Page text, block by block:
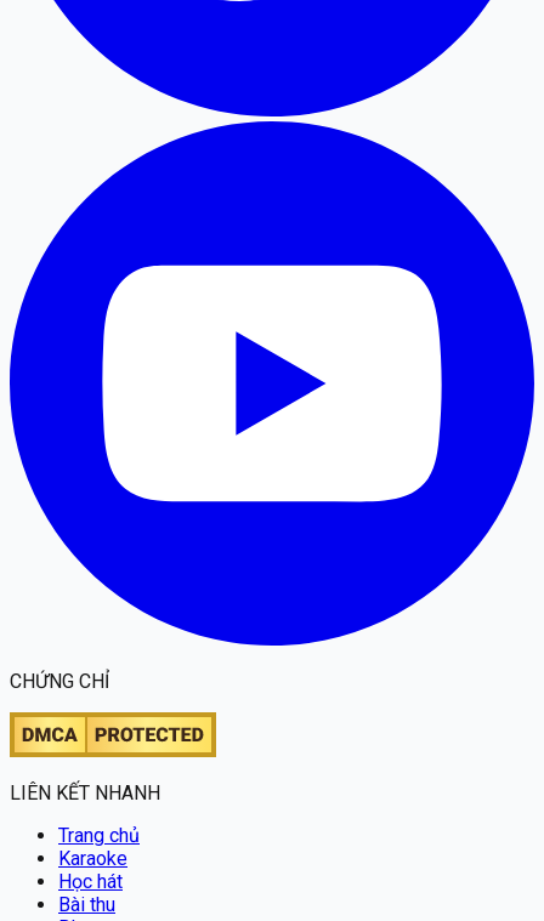
CHỨNG CHỈ
LIÊN KẾT NHANH
Trang chủ
Karaoke
Học hát
Bài thu